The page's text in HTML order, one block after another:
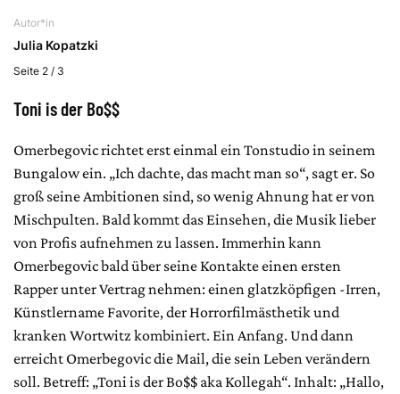
Autor*in
Julia Kopatzki
Seite 2 / 3
Toni is der Bo$$
Omerbegovic richtet erst einmal ein Tonstudio in seinem
Bungalow ein. „Ich dachte, das macht man so“, sagt er. So
groß seine Ambitionen sind, so wenig Ahnung hat er von
Mischpulten. Bald kommt das Einsehen, die Musik lieber
von Profis aufnehmen zu lassen. Immerhin kann
Omerbegovic bald über seine Kontakte einen ersten
Rapper unter Vertrag nehmen: einen glatzköpfigen -Irren,
Künstlername Favorite, der Horrorfilmästhetik und
kranken Wortwitz kombiniert. Ein Anfang. Und dann
erreicht Omerbegovic die Mail, die sein Leben verändern
soll. Betreff: „Toni is der Bo$$ aka Kollegah“. Inhalt: „Hallo,